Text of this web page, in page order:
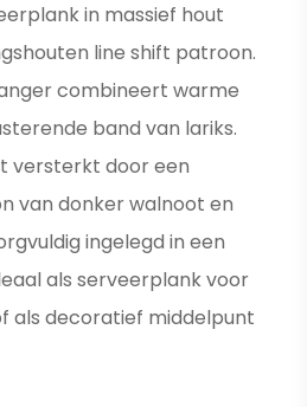
in massief hout
line shift patroon.
combineert warme
band van lariks.
versterkt door een
van donker walnoot en
ingelegd in een
als serveerplank voor
als decoratief middelpunt